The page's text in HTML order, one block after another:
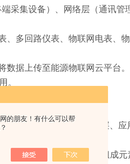
的朋友！有什么可以帮
集设备）、网络层（通讯管
回路仪表、物联网电表、
据上传至能源物联网云平台。
。
包括：感知层、数据层、应
网云平台必要的基本组成元